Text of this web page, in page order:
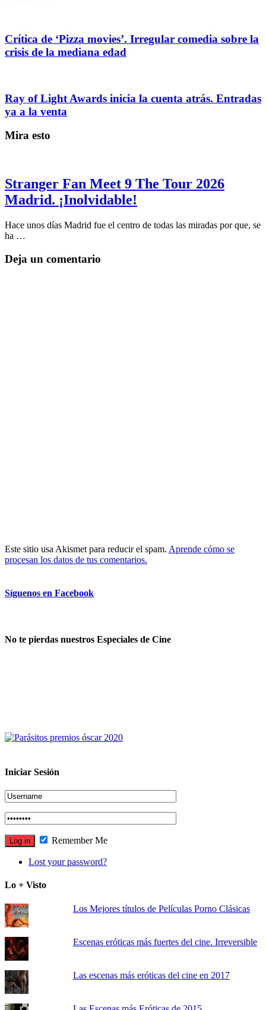
Crítica de ‘Pizza movies’. Irregular comedia sobre la
crisis de la mediana edad
Ray of Light Awards inicia la cuenta atrás. Entradas
ya a la venta
Mira esto
Stranger Fan Meet 9 The Tour 2026
Madrid. ¡Inolvidable!
Hace unos días Madrid fue el centro de todas las miradas por que, se
ha …
Deja un comentario
Este sitio usa Akismet para reducir el spam. Aprende cómo se
procesan los datos de tus comentarios.
Síguenos en Facebook
No te pierdas nuestros Especiales de Cine
Iniciar Sesión
Remember Me
Lost your password?
Lo + Visto
Los Mejores títulos de Películas Porno Clásicas
Escenas eróticas más fuertes del cine. Irreversible
Las escenas más eróticas del cine en 2017